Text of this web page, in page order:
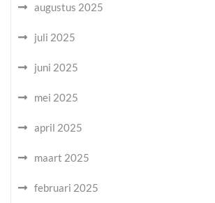
augustus 2025
juli 2025
juni 2025
mei 2025
april 2025
maart 2025
februari 2025